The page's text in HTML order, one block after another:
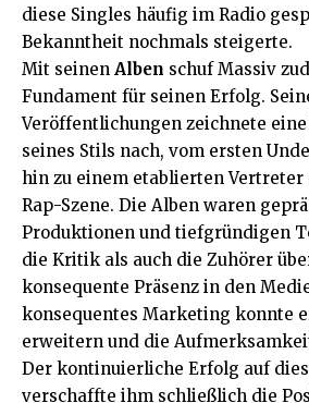
diese Singles häufig im Radio
Bekanntheit nochmals steigerte.
Mit seinen Alben schuf Massiv
Fundament für seinen Erfolg.
Veröffentlichungen zeichnete
seines Stils nach, vom ersten
hin zu einem etablierten Vertreter
Rap-Szene. Die Alben waren
Produktionen und tiefgründigen
die Kritik als auch die Zuhörer
konsequente Präsenz in den
konsequentes Marketing konnte
erweitern und die
Der kontinuierliche Erfolg auf
verschaffte ihm schließlich die